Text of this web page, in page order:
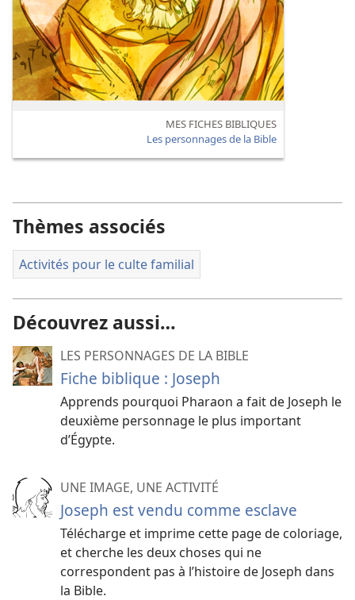
MES FICHES BIBLIQUES
Les personnages de la Bible
Thèmes associés
Activités pour le culte familial
Découvrez aussi…
LES PERSONNAGES DE LA BIBLE
Fiche biblique : Joseph
Apprends pourquoi Pharaon a fait de Joseph le
deuxième personnage le plus important
d’Égypte.
UNE IMAGE, UNE ACTIVITÉ
Joseph est vendu comme esclave
Télécharge et imprime cette page de coloriage,
et cherche les deux choses qui ne
correspondent pas à l’histoire de Joseph dans
la Bible.